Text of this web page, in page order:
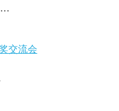
交流会